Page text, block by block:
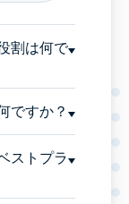
割は何で
ですか？
ストプラ